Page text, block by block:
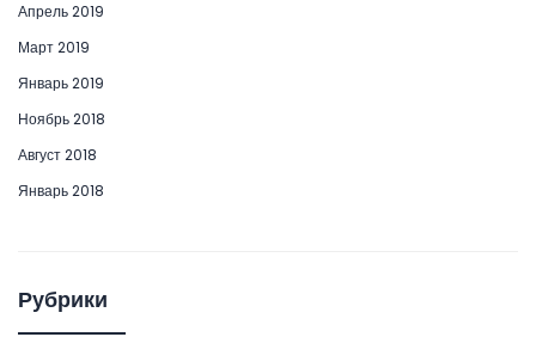
Апрель 2019
Март 2019
Январь 2019
Ноябрь 2018
Август 2018
Январь 2018
Рубрики